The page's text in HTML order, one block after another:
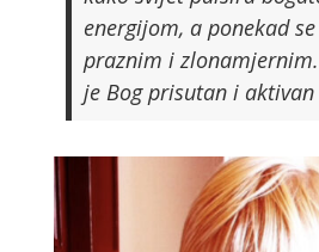
energijom, a ponekad
praznim i
je Bog prisutan i